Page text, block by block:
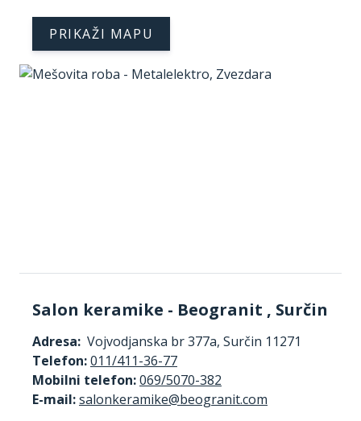
PRIKAŽI MAPU
Salon keramike - Beogranit , Surčin
Adresa: Vojvodjanska br 377a, Surčin 11271
Telefon:011/411-36-77
Mobilni telefon:069/5070-382
E-mail: